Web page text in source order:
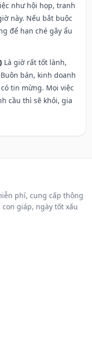
như hội họp, tranh
này. Nếu bắt buộc
để hạn ché gây ẩu
Là giờ rất tốt lành,
bán, kinh doanh
tin mừng. Mọi việc
cầu thì sẽ khỏi, gia
phí, cung cấp thông
giáp, ngày tốt xấu